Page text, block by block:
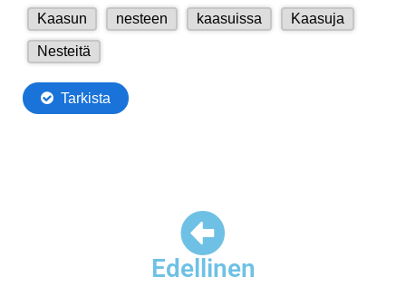
Edellinen